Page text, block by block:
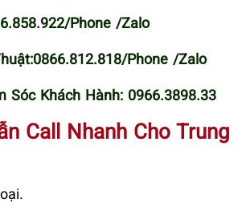
/Phone /Zalo
0866.812.818/Phone /Zalo
Sóc Khách Hành: 0966.3898.33
Call Nhanh Cho Trung